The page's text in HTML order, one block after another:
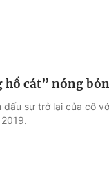
hồ cát” nóng
dấu sự trở lại của cô